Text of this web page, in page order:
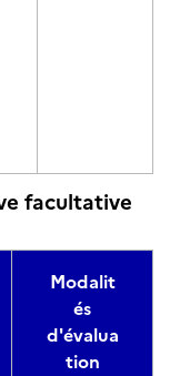
facultative
Modalit
és
d'évalua
tion